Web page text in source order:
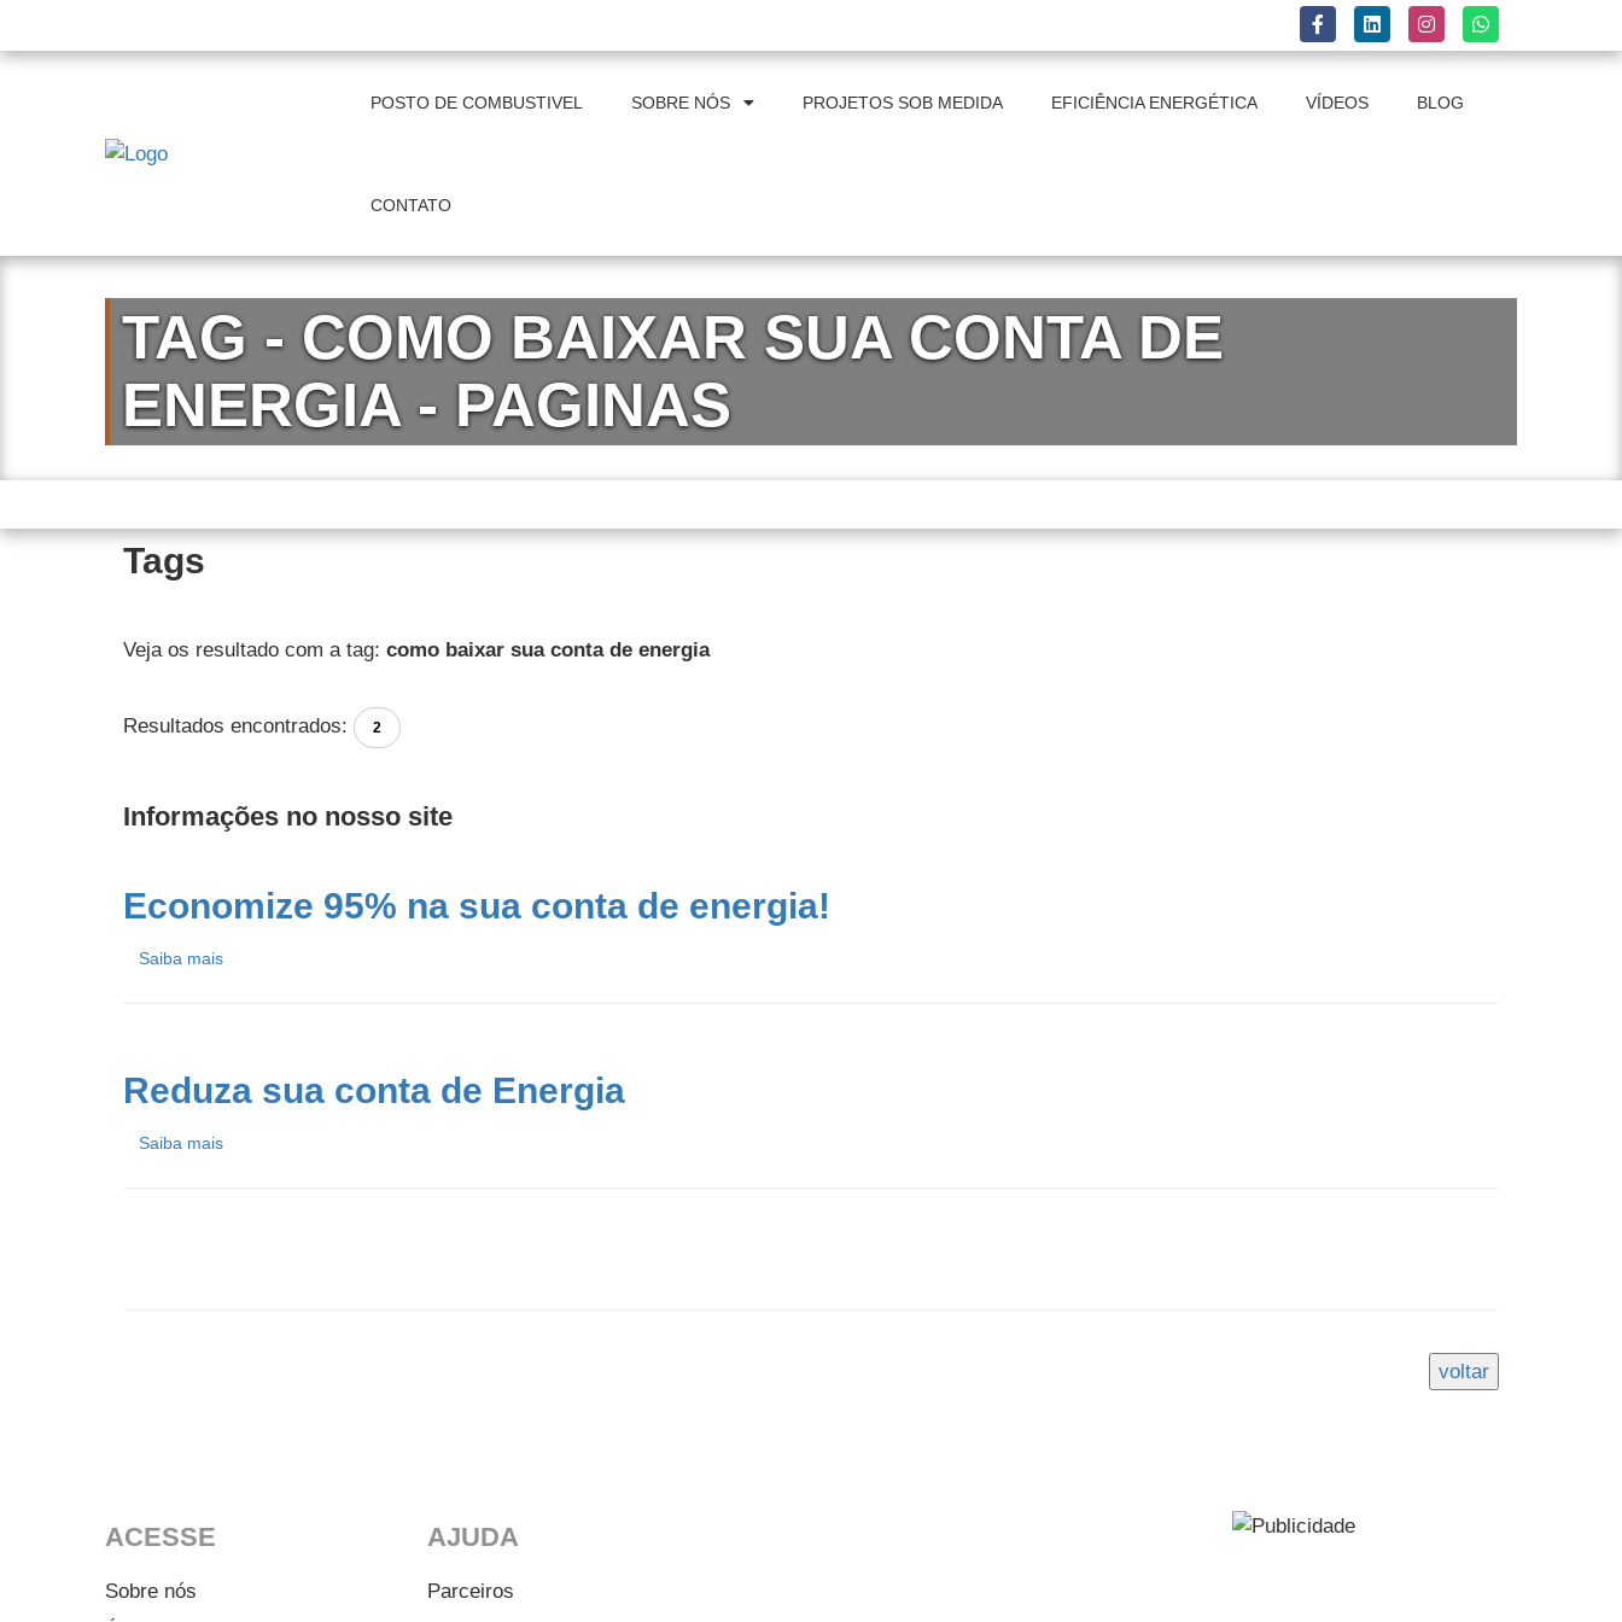
POSTO DE COMBUSTIVEL SOBRE NÓS PROJETOS SOB MEDIDA EFICIÊNCIA ENERGÉTICA VÍDEOS BLOG
CONTATO
TAG - COMO BAIXAR SUA CONTA DE
ENERGIA - PAGINAS
Tags
Veja os resultado com a tag: como baixar sua conta de energia
Resultados encontrados: 2
Informações no nosso site
Economize 95% na sua conta de energia!
Saiba mais
Reduza sua conta de Energia
Saiba mais
ACESSE
Sobre nós
AJUDA
Parceiros